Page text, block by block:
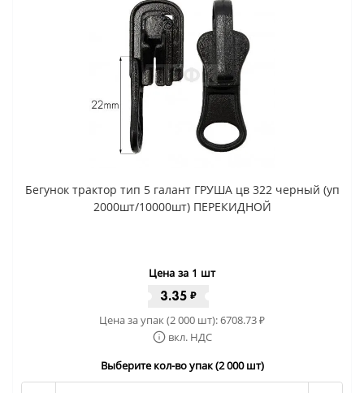
Бегунок трактор тип 5 галант ГРУША цв 322 черный (уп
2000шт/10000шт) ПЕРЕКИДНОЙ
Цена за 1 шт
3.35 ₽
Цена за упак (2 000 шт):6708.73₽
вкл. НДС
Выберите кол-во упак (2 000 шт)